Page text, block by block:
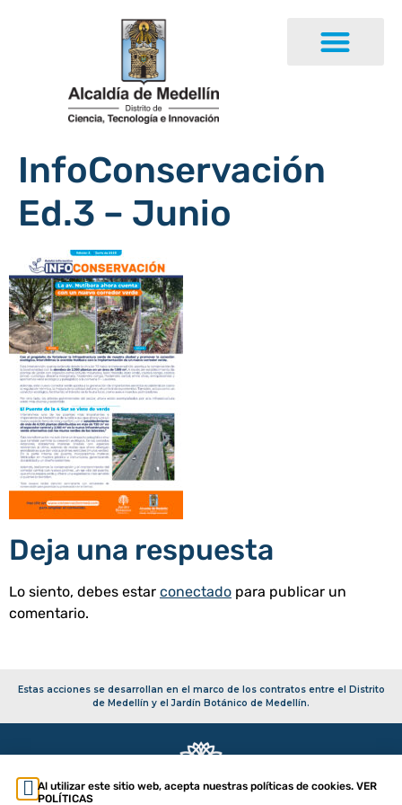
InfoConservación
Ed.3 – Junio
Deja una respuesta
Lo siento, debes estar conectado para publicar un
comentario.
Estas acciones se desarrollan en el marco de los contratos entre el Distrito
de Medellín y el Jardín Botánico de Medellín.
Al utilizar este sitio web, acepta nuestras políticas de cookies. VER
POLÍTICAS